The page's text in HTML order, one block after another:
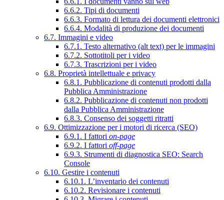
6.6.2. Tipi di documenti
6.6.3. Formato di lettura dei documenti elettronici
6.6.4. Modalità di produzione dei documenti
6.7. Immagini e video
6.7.1. Testo alternativo (alt text) per le immagini
6.7.2. Sottotitoli per i video
6.7.3. Trascrizioni per i video
6.8. Proprietà intellettuale e privacy
6.8.1. Pubblicazione di contenuti prodotti dalla
Pubblica Amministrazione
6.8.2. Pubblicazione di contenuti non prodotti
dalla Pubblica Amministrazione
6.8.3. Consenso dei soggetti ritratti
6.9. Ottimizzazione per i motori di ricerca (SEO)
6.9.1. I fattori on-page
6.9.2. I fattori off-page
6.9.3. Strumenti di diagnostica SEO: Search
Console
6.10. Gestire i contenuti
6.10.1. L’inventario dei contenuti
6.10.2. Revisionare i contenuti